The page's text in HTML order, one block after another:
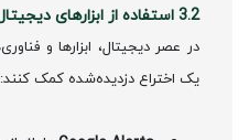
3.2 استفاده از ابزارهای دیجیتال
در عصر دیجیتال، ابزارها و
یک اختراع دزدیده‌شده کمک کنند: